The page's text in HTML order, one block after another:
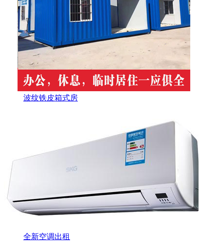
波纹铁皮箱式房
全新空调出租